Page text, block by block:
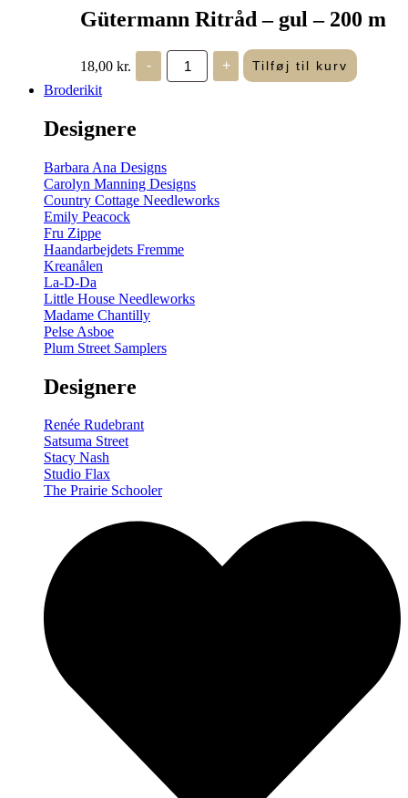
Gütermann Ritråd – gul – 200 m
18,00 kr. -
Gütermann
Ritråd
-
+ Tilføj til kurv
Broderikit
Designere
Barbara Ana Designs
Carolyn Manning Designs
Country Cottage Needleworks
Emily Peacock
Fru Zippe
Haandarbejdets Fremme
Kreanålen
La-D-Da
Little House Needleworks
Madame Chantilly
Pelse Asboe
Plum Street Samplers
Designere
Renée Rudebrant
Satsuma Street
Stacy Nash
Studio Flax
The Prairie Schooler